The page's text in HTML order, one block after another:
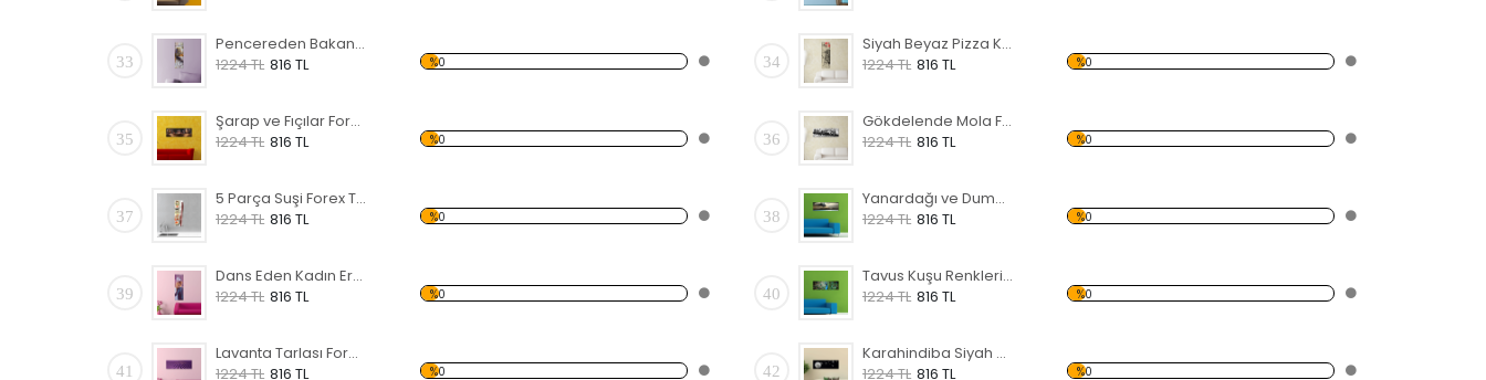
33
Pencereden Bakan Kadın Forex Tablo
1224 TL 816 TL %0 34
Siyah Beyaz Pizza Kulesi Forex Tablo
1224 TL 816 TL %0
35
Şarap ve Fıçılar Forex Tablo
1224 TL 816 TL %0 36
Gökdelende Mola Forex Tablo
1224 TL 816 TL %0
37
5 Parça Suşi Forex Tablo
1224 TL 816 TL %0 38
Yanardağı ve Dumanı Forex Tablo
1224 TL 816 TL %0
39
Dans Eden Kadın Erkek Forex Tablo
1224 TL 816 TL %0 40
Tavus Kuşu Renkleri Forex Tablo
1224 TL 816 TL %0
41
Lavanta Tarlası Forex Tablo
1224 TL 816 TL %0 42
Karahindiba Siyah Zemin Forex Tablo
1224 TL 816 TL %0